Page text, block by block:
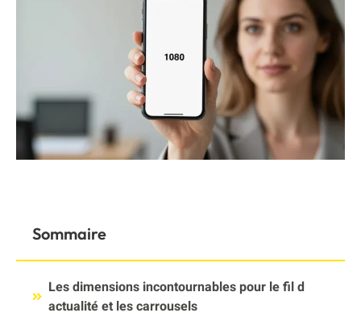
Sommaire
Les dimensions incontournables pour le fil d
actualité et les carrousels